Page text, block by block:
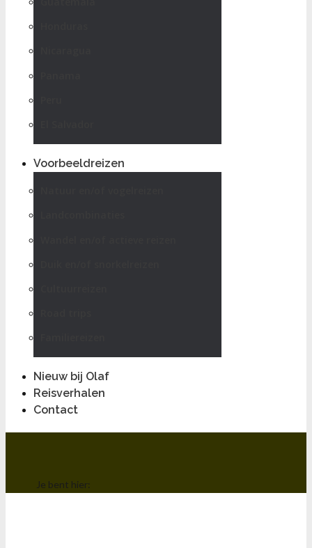
Voorbeeldreizen
Nieuw bij Olaf
Reisverhalen
Contact
Je bent hier: